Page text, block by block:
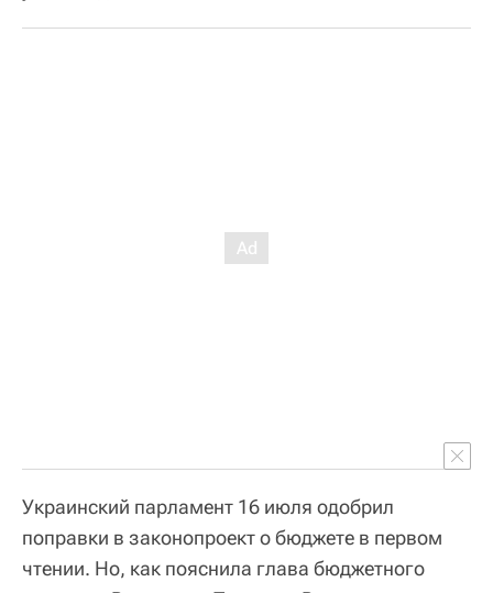
Украинский парламент 16 июля одобрил
поправки в законопроект о бюджете в первом
чтении. Но, как пояснила глава бюджетного